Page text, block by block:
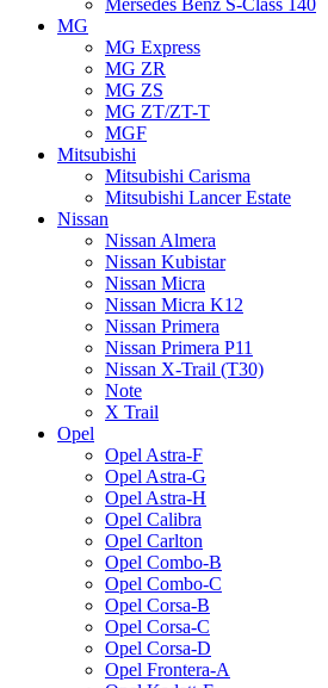
MG
MG Express
MG ZR
MG ZS
MG ZT/ZT-T
MGF
Mitsubishi
Mitsubishi Carisma
Mitsubishi Lancer Estate
Nissan
Nissan Almera
Nissan Kubistar
Nissan Micra
Nissan Micra K12
Nissan Primera
Nissan Primera P11
Nissan X-Trail (T30)
Note
X Trail
Opel
Opel Astra-F
Opel Astra-G
Opel Astra-H
Opel Calibra
Opel Carlton
Opel Combo-B
Opel Combo-C
Opel Corsa-B
Opel Corsa-C
Opel Corsa-D
Opel Frontera-A